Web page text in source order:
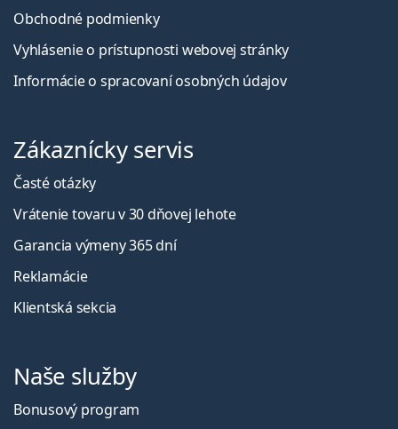
Obchodné podmienky
Vyhlásenie o prístupnosti webovej stránky
Informácie o spracovaní osobných údajov
Zákaznícky servis
Časté otázky
Vrátenie tovaru v 30 dňovej lehote
Garancia výmeny 365 dní
Reklamácie
Klientská sekcia
Naše služby
Bonusový program